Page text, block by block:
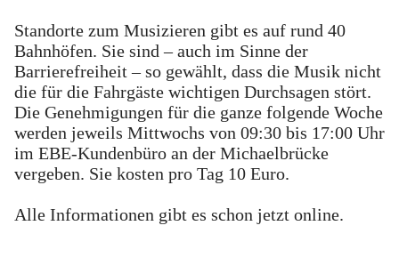
Standorte zum Musizieren gibt es auf rund 40
Bahnhöfen. Sie sind – auch im Sinne der
Barrierefreiheit – so gewählt, dass die Musik nicht
die für die Fahrgäste wichtigen Durchsagen stört.
Die Genehmigungen für die ganze folgende Woche
werden jeweils Mittwochs von 09:30 bis 17:00 Uhr
im EBE-Kundenbüro an der Michaelbrücke
vergeben. Sie kosten pro Tag 10 Euro.
Alle Informationen gibt es schon jetzt online.